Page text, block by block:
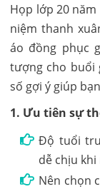
Họp lớp 20
niệm thanh
áo đồng phục
tượng cho buổi
số gợi ý giúp
1. Ưu tiên sự
Độ tuổi
dễ chịu khi
Nên chọn